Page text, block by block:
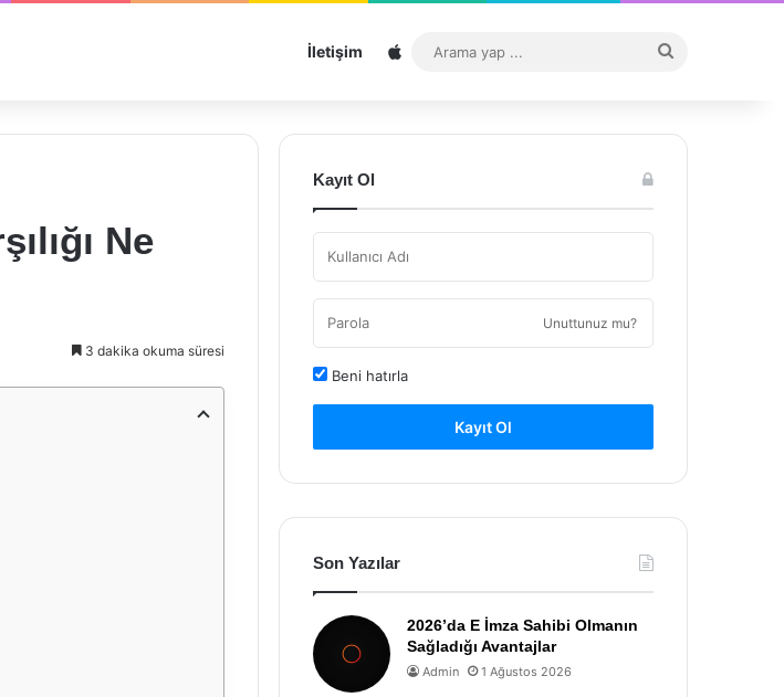
İletişim Sitemap
...
Ne
3 dakika okuma süresi
Kayıt Ol
Unuttunuz mu?
Beni hatırla
Kayıt Ol
Son Yazılar
2026’da E İmza Sahibi Olmanın
Sağladığı Avantajlar
Admin 1 Ağustos 2026